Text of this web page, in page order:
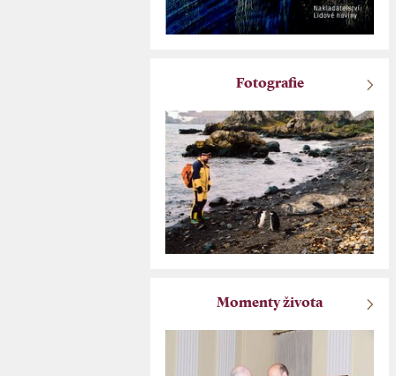
Fotografie
Momenty života